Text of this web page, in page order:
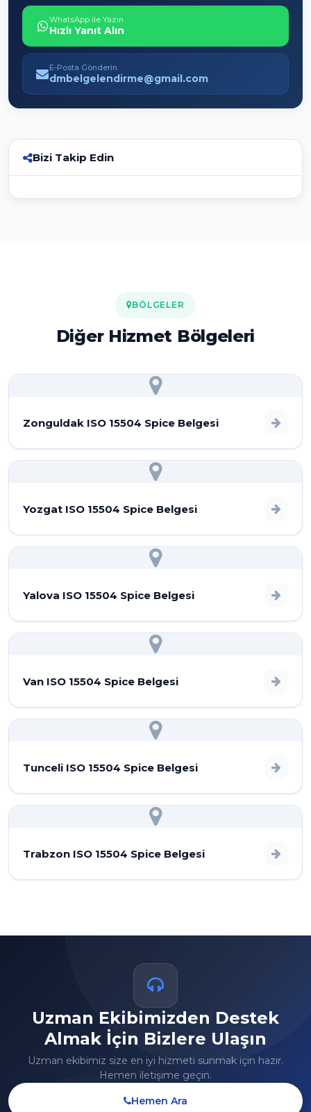
WhatsApp ile Yazın
Hızlı Yanıt Alın
E-Posta Gönderin
dmbelgelendirme@gmail.com
Bizi Takip Edin
BÖLGELER
Diğer Hizmet Bölgeleri
Zonguldak ISO 15504 Spice Belgesi
Yozgat ISO 15504 Spice Belgesi
Yalova ISO 15504 Spice Belgesi
Van ISO 15504 Spice Belgesi
Tunceli ISO 15504 Spice Belgesi
Trabzon ISO 15504 Spice Belgesi
Uzman Ekibimizden Destek
Almak İçin Bizlere Ulaşın
Uzman ekibimiz size en iyi hizmeti sunmak için hazır.
Hemen iletişime geçin.
Hemen Ara